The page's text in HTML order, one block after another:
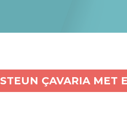
STEUN ÇAVARIA MET